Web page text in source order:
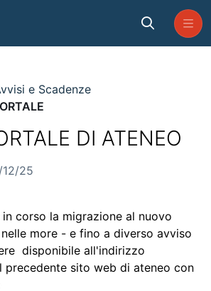
e Scadenze
DI ATENEO
12/25
corso la migrazione al nuovo
more - e fino a diverso avviso
disponibile all'indirizzo
precedente sito web di ateneo con